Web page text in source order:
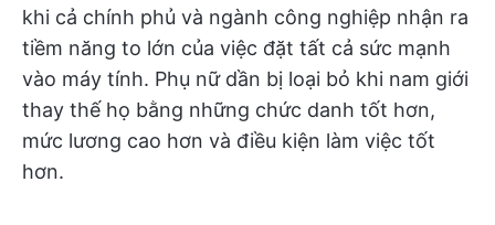
khi cả chính phủ và ngành công nghiệp nhận ra
tiềm năng to lớn của việc đặt tất cả sức mạnh
vào máy tính. Phụ nữ dần bị loại bỏ khi nam giới
thay thế họ bằng những chức danh tốt hơn,
mức lương cao hơn và điều kiện làm việc tốt
hơn.